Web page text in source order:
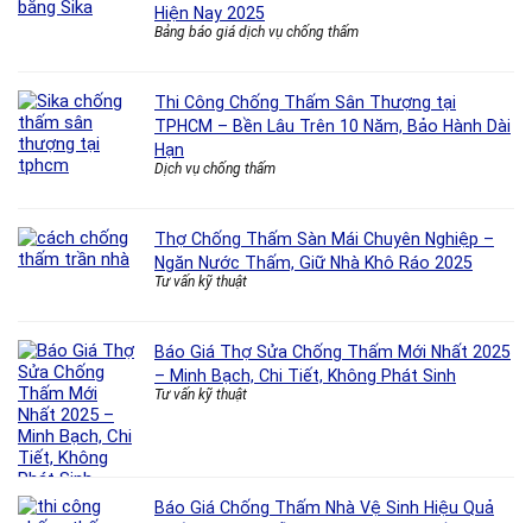
Hiện Nay 2025
Bảng báo giá dịch vụ chống thấm
Thi Công Chống Thấm Sân Thượng tại
TPHCM – Bền Lâu Trên 10 Năm, Bảo Hành Dài
Hạn
Dịch vụ chống thấm
Thợ Chống Thấm Sàn Mái Chuyên Nghiệp –
Ngăn Nước Thấm, Giữ Nhà Khô Ráo 2025
Tư vấn kỹ thuật
Báo Giá Thợ Sửa Chống Thấm Mới Nhất 2025
– Minh Bạch, Chi Tiết, Không Phát Sinh
Tư vấn kỹ thuật
Báo Giá Chống Thấm Nhà Vệ Sinh Hiệu Quả